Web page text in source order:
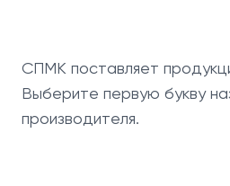
СПМК поставляет
Выберите первую букву
производителя.